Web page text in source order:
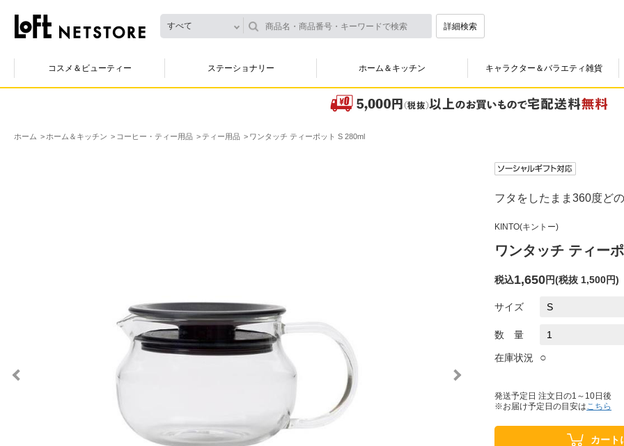
すべて 詳細検索
コスメ＆ビューティー ステーショナリー ホーム＆キッチン キャラクター＆バラエティ雑貨
ホーム ホーム＆キッチン コーヒー・ティー用品 ティー用品 ワンタッチ ティーポット S 280ml
フタをしたまま360度ど
KINTO(キントー)
ワンタッチ ティー
税込1,650円(税抜 1,500円)
サイズ
数 量
在庫状況 ○
発送予定日 注文日の1～10日後
※お届け予定日の目安はこちら
カート